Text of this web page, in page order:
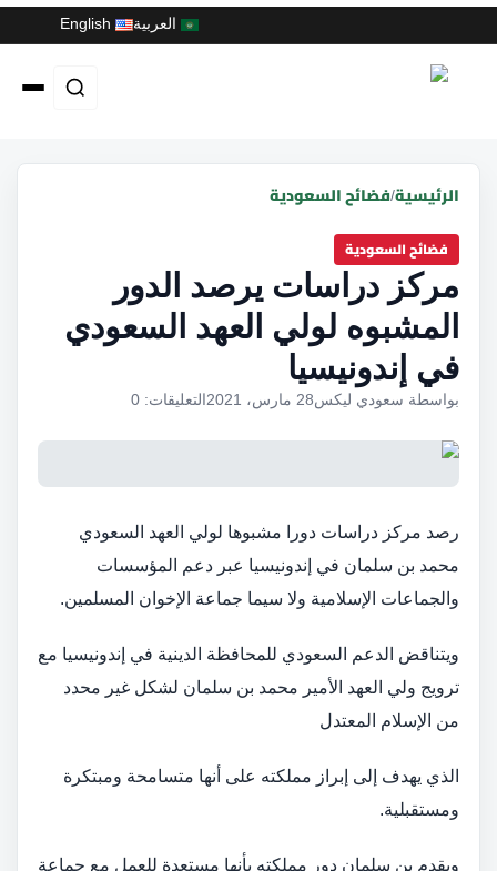
العربية English
الرئيسية/فضائح السعودية
فضائح السعودية
مركز دراسات يرصد الدور
المشبوه لولي العهد السعودي
في إندونيسيا
بواسطة سعودي ليكس28 مارس، 2021 التعليقات: 0
رصد مركز دراسات دورا مشبوها لولي العهد السعودي
محمد بن سلمان في إندونيسيا عبر دعم المؤسسات
والجماعات الإسلامية ولا سيما جماعة الإخوان المسلمين.
ويتناقض الدعم السعودي للمحافظة الدينية في إندونيسيا مع
ترويج ولي العهد الأمير محمد بن سلمان لشكل غير محدد
من الإسلام المعتدل
الذي يهدف إلى إبراز مملكته على أنها متسامحة ومبتكرة
ومستقبلية.
ويقدم بن سلمان دور مملكته بأنها مستعدة للعمل مع جماعة